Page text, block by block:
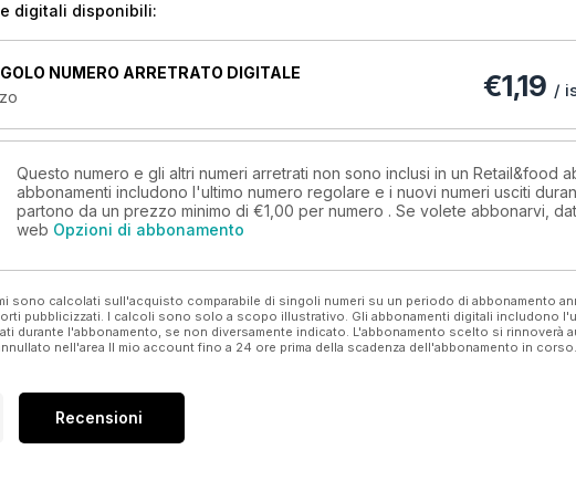
glocal del TR
aeroporti
Italia, gli scali
volare il Paese
travel retail
guidano l’evoluzione del contesto competitivo
& somministrazione
dall’esperienza
ipermercati
shopping mall long life
Village: eat & fun col botto
una supply chain
a Sud
stili alimentari
digitali disponibili:
NUMERO ARRETRATO DIGITALE
€1,19 /
Questo numero e gli altri numeri arretrati non sono inclusi in un Retail&food
abbonamenti includono l'ultimo numero regolare e i nuovi numeri usciti
partono da un prezzo minimo di €1,00 per numero . Se volete abbonarvi,
web Opzioni di abbonamento
sono calcolati sull'acquisto comparabile di singoli numeri su un periodo di abbonamento
pubblicizzati. I calcoli sono solo a scopo illustrativo. Gli abbonamenti digitali includono
durante l'abbonamento, se non diversamente indicato. L'abbonamento scelto si rinnoverà
nell'area Il mio account fino a 24 ore prima della scadenza dell'abbonamento in corso.
Recensioni